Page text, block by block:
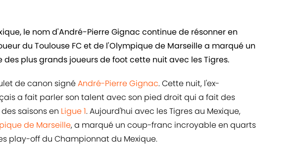
le nom d'André-Pierre Gignac continue de résonner en
du Toulouse FC et de l'Olympique de Marseille a marqué un
plus grands joueurs de foot cette nuit avec les Tigres.
de canon signéAndré-Pierre Gignac. Cette nuit, l'ex-
a fait parler son talent avec son pied droit qui a fait des
saisons en Ligue 1. Aujourd'hui avec les Tigres au Mexique,
de Marseille, a marqué un coup-franc incroyable en quarts
play-off du Championnat du Mexique.